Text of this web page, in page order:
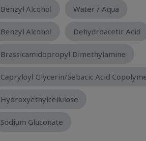
Benzyl Alcohol Water / Aqua
Benzyl Alcohol Dehydroacetic Acid
Brassicamidopropyl Dimethylamine
Capryloyl Glycerin/Sebacic Acid
Hydroxyethylcellulose
Sodium Gluconate